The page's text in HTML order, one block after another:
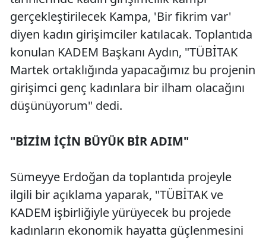
gerçekleştirilecek Kampa, 'Bir fikrim var'
diyen kadın girişimciler katılacak. Toplantıda
konulan KADEM Başkanı Aydın, "TÜBİTAK
Martek ortaklığında yapacağımız bu projenin
girişimci genç kadınlara bir ilham olacağını
düşünüyorum" dedi.
"BİZİM İÇİN BÜYÜK BİR ADIM"
Sümeyye Erdoğan da toplantıda projeyle
ilgili bir açıklama yaparak, "TÜBİTAK ve
KADEM işbirliğiyle yürüyecek bu projede
kadınların ekonomik hayatta güçlenmesini